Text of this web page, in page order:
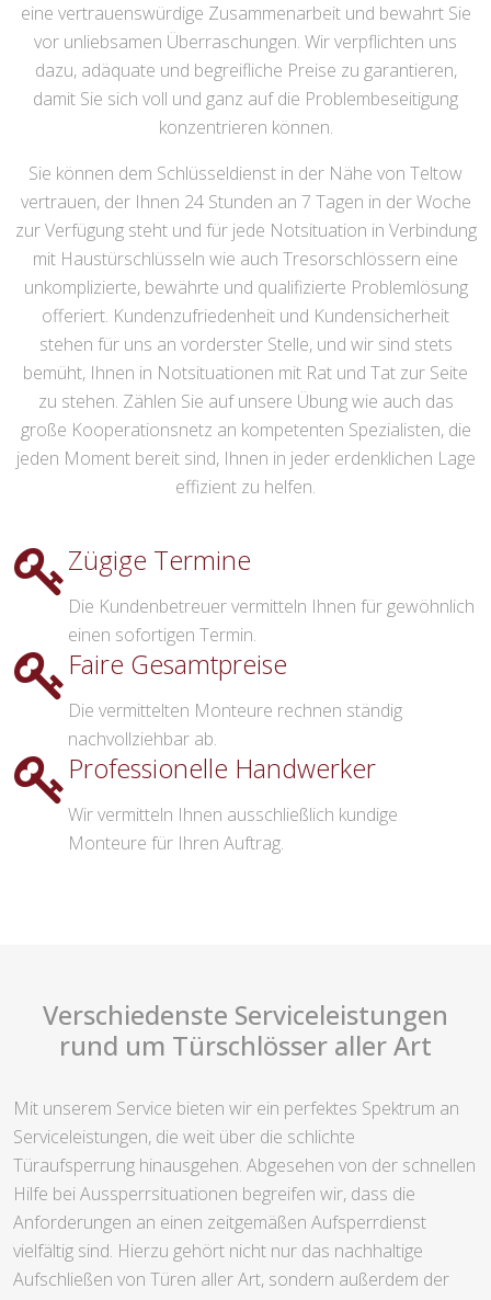
eine vertrauenswürdige Zusammenarbeit und bewahrt Sie
vor unliebsamen Überraschungen. Wir verpflichten uns
dazu, adäquate und begreifliche Preise zu garantieren,
damit Sie sich voll und ganz auf die Problembeseitigung
konzentrieren können.
Sie können dem Schlüsseldienst in der Nähe von Teltow
vertrauen, der Ihnen 24 Stunden an 7 Tagen in der Woche
zur Verfügung steht und für jede Notsituation in Verbindung
mit Haustürschlüsseln wie auch Tresorschlössern eine
unkomplizierte, bewährte und qualifizierte Problemlösung
offeriert. Kundenzufriedenheit und Kundensicherheit
stehen für uns an vorderster Stelle, und wir sind stets
bemüht, Ihnen in Notsituationen mit Rat und Tat zur Seite
zu stehen. Zählen Sie auf unsere Übung wie auch das
große Kooperationsnetz an kompetenten Spezialisten, die
jeden Moment bereit sind, Ihnen in jeder erdenklichen Lage
effizient zu helfen.
Zügige Termine
Die Kundenbetreuer vermitteln Ihnen für gewöhnlich
einen sofortigen Termin.
Faire Gesamtpreise
Die vermittelten Monteure rechnen ständig
nachvollziehbar ab.
Professionelle Handwerker
Wir vermitteln Ihnen ausschließlich kundige
Monteure für Ihren Auftrag.
Verschiedenste Serviceleistungen
rund um Türschlösser aller Art
Mit unserem Service bieten wir ein perfektes Spektrum an
Serviceleistungen, die weit über die schlichte
Türaufsperrung hinausgehen. Abgesehen von der schnellen
Hilfe bei Aussperrsituationen begreifen wir, dass die
Anforderungen an einen zeitgemäßen Aufsperrdienst
vielfältig sind. Hierzu gehört nicht nur das nachhaltige
Aufschließen von Türen aller Art, sondern außerdem der